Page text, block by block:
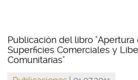
Publicación del libro "Apertura
Superficies Comerciales y
Comunitarias"